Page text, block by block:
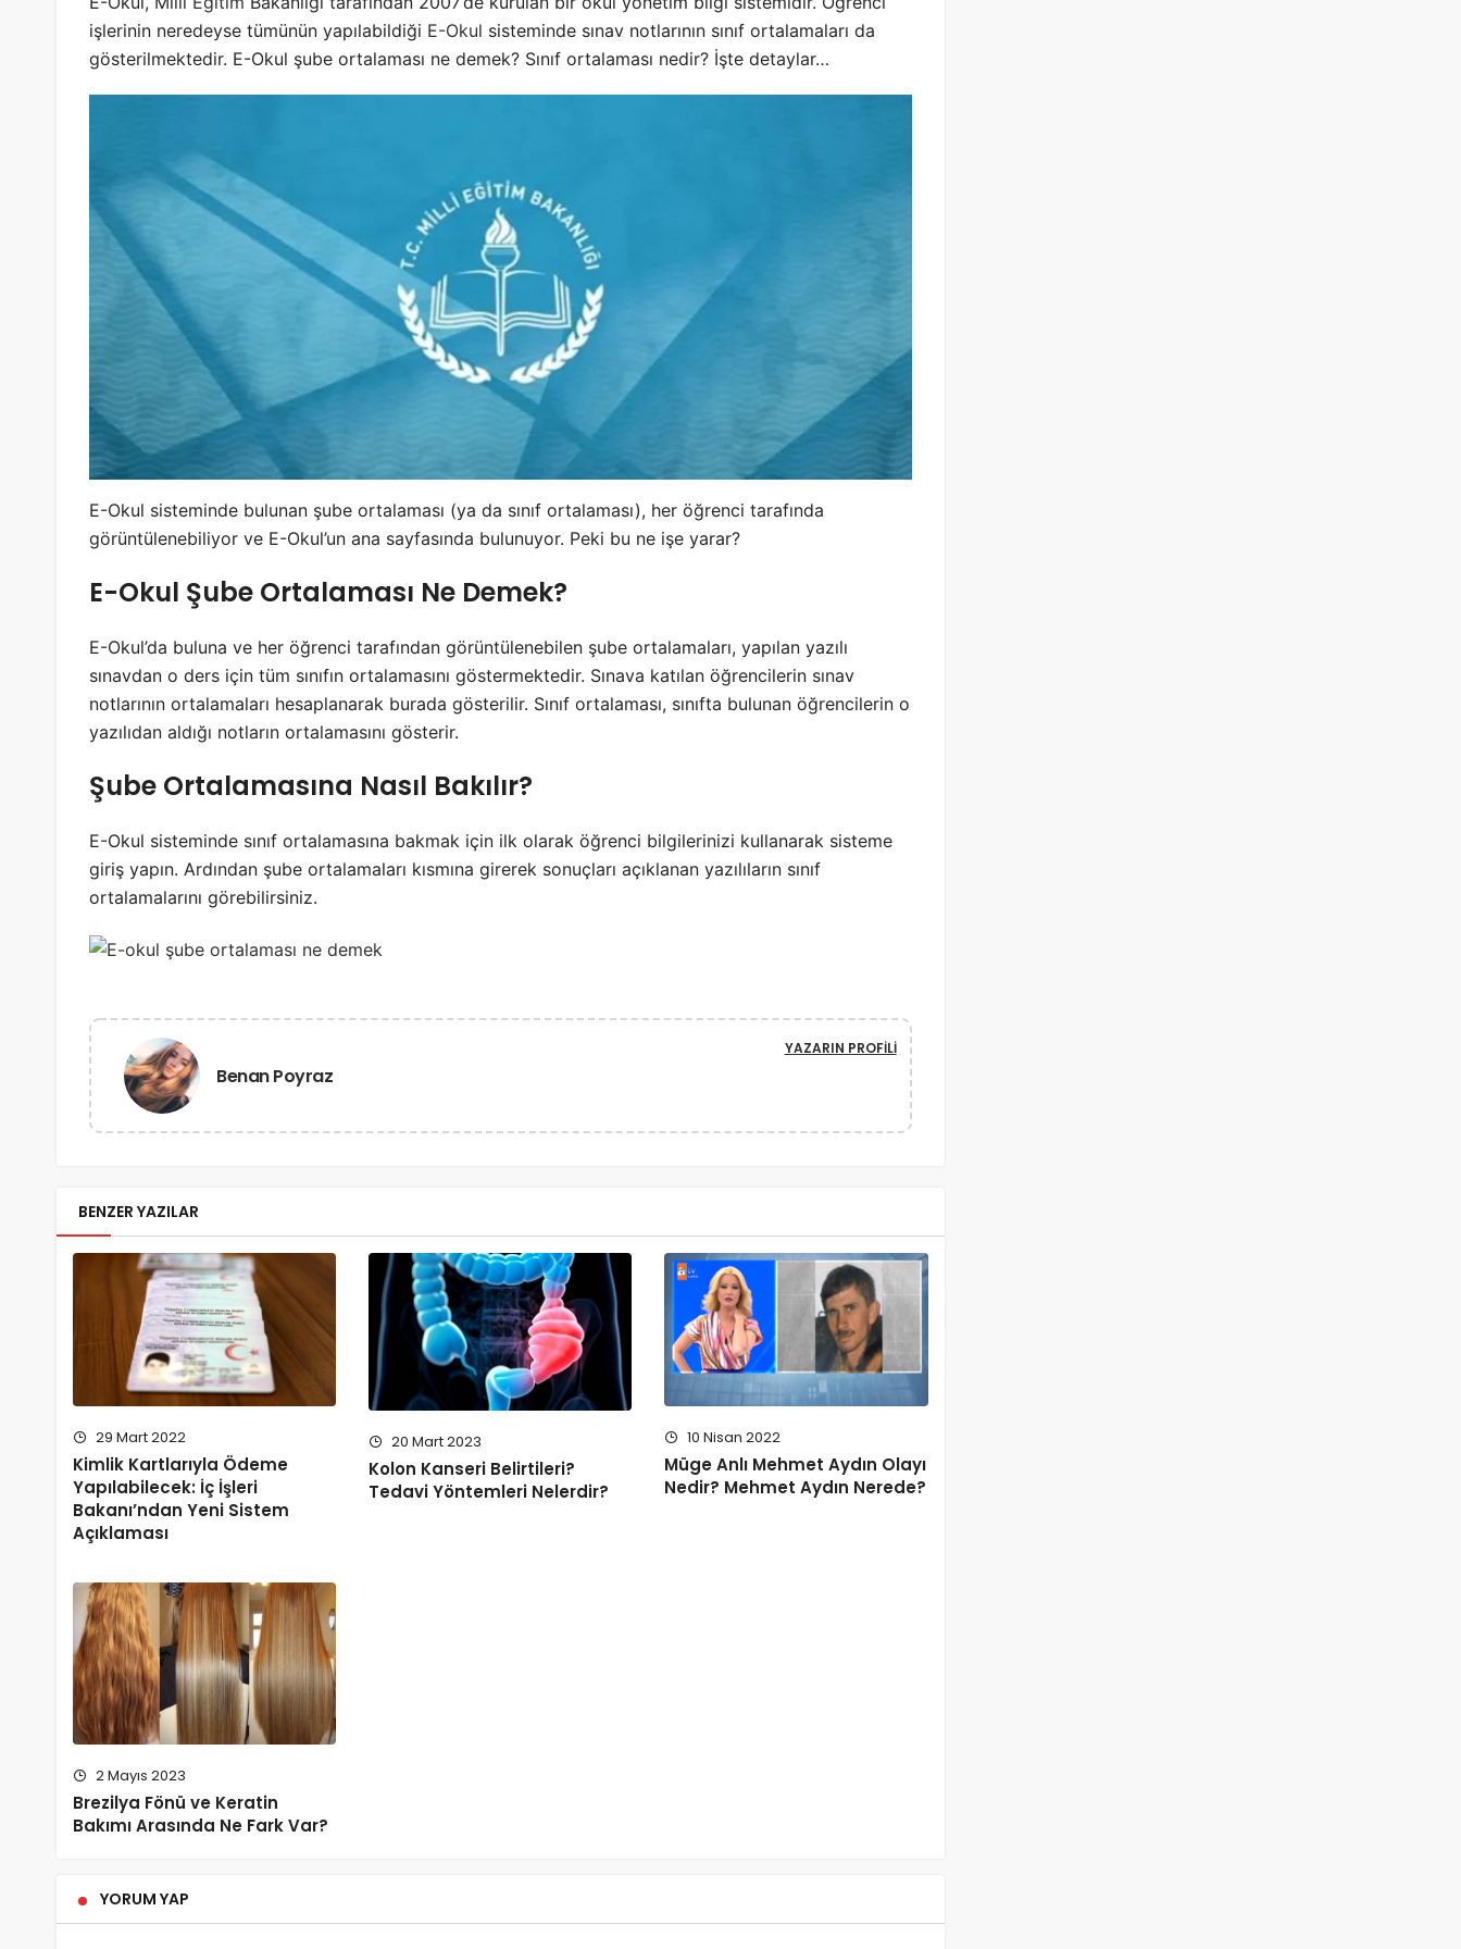
işlerinin neredeyse tümünün yapılabildiği E-Okul sisteminde sınav notlarının sınıf ortalamaları da
gösterilmektedir. E-Okul şube ortalaması ne demek? Sınıf ortalaması nedir? İşte detaylar…
E-Okul sisteminde bulunan şube ortalaması (ya da sınıf ortalaması), her öğrenci tarafında
görüntülenebiliyor ve E-Okul’un ana sayfasında bulunuyor. Peki bu ne işe yarar?
E-Okul Şube Ortalaması Ne Demek?
E-Okul’da buluna ve her öğrenci tarafından görüntülenebilen şube ortalamaları, yapılan yazılı
sınavdan o ders için tüm sınıfın ortalamasını göstermektedir. Sınava katılan öğrencilerin sınav
notlarının ortalamaları hesaplanarak burada gösterilir. Sınıf ortalaması, sınıfta bulunan öğrencilerin o
yazılıdan aldığı notların ortalamasını gösterir.
Şube Ortalamasına Nasıl Bakılır?
E-Okul sisteminde sınıf ortalamasına bakmak için ilk olarak öğrenci bilgilerinizi kullanarak sisteme
giriş yapın. Ardından şube ortalamaları kısmına girerek sonuçları açıklanan yazılıların sınıf
ortalamalarını görebilirsiniz.
Benan Poyraz
YAZARIN PROFILI
BENZER YAZILAR
29 Mart 2022
Kimlik Kartlarıyla Ödeme
Yapılabilecek: İç İşleri
Bakanı’ndan Yeni Sistem
Açıklaması
20 Mart 2023
Kolon Kanseri Belirtileri?
Tedavi Yöntemleri Nelerdir?
10 Nisan 2022
Müge Anlı Mehmet Aydın Olayı
Nedir? Mehmet Aydın Nerede?
2 Mayıs 2023
Brezilya Fönü ve Keratin
Bakımı Arasında Ne Fark Var?
YORUM YAP